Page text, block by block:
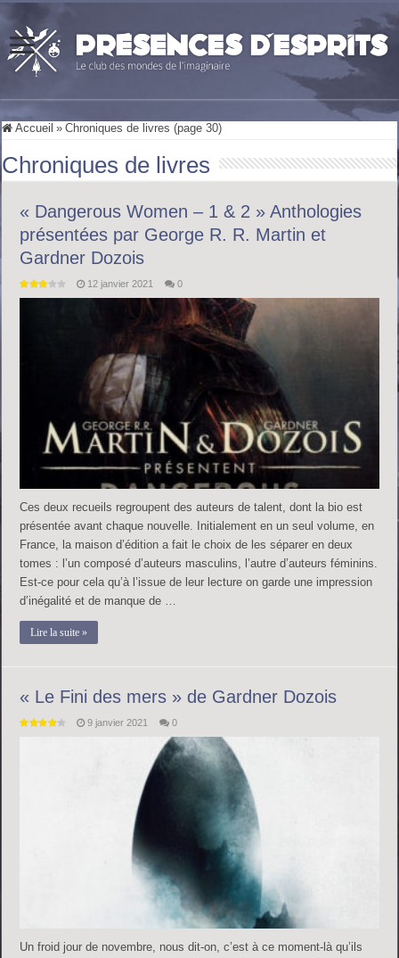
Accueil » Chroniques de livres (page 30)
Chroniques de livres
« Dangerous Women – 1 & 2 » Anthologies
présentées par George R. R. Martin et
Gardner Dozois
12 janvier 2021 0
Ces deux recueils regroupent des auteurs de talent, dont la bio est
présentée avant chaque nouvelle. Initialement en un seul volume, en
France, la maison d’édition a fait le choix de les séparer en deux
tomes : l’un composé d’auteurs masculins, l’autre d’auteurs féminins.
Est-ce pour cela qu’à l’issue de leur lecture on garde une impression
d’inégalité et de manque de …
Lire la suite »
« Le Fini des mers » de Gardner Dozois
9 janvier 2021 0
Un froid jour de novembre, nous dit-on, c’est à ce moment-là qu’ils